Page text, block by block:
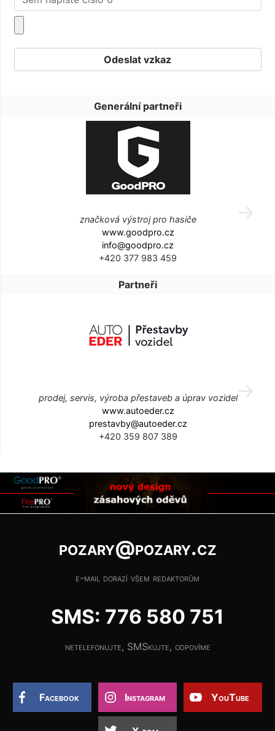
Generální partneři
značková výstroj pro hasiče
www.goodpro.cz
info@goodpro.cz
+420 377 983 459
Partneři
prodej, servis, výroba přestaveb a úprav vozidel
www.autoeder.cz
prestavby@autoeder.cz
+420 359 807 389
pozary@pozary.cz
e-mail dorazí všem redaktorům
SMS: 776 580 751
netelefonujte, SMSkujte, odpovíme
Facebook Instagram YouTube